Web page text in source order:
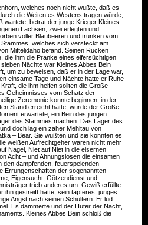
welches noch nicht wußte, daß es
die Weiten es Westens tragen würde,
wartete, betrat der junge Krieger Kleines
Lachsen, zwei erlegten und
voller Blaubeeren und trunken vom
welches sich versteckt am
Mittelidaho befand. Seinen Rücken
die ihm die Pranke eines eifersüchtigen
Nächte war Kleines Abbes Bein
um zu beweisen, daß er in der Lage war,
einsame Tage und Nächte hatte er Ruhe
die ihm helfen sollten die Große
Geheimnisses vom Schatz der
Zeremonie konnte beginnen, in der
Stand erreicht hatte, würde der Große
erwartete, ein Bein des jungen
des Stammes machen. Das Lager des
doch lag ein zäher Mehltau von
– Bear. Sie wußten und sie konnten es
weißen Aufrechtgeher waren nicht mehr
Nagel, Niet auf Niet in die eisernen
Acht – und Ahnungslosen die einsamen
dampfenden, feuerspeienden
Errungenschaften der sogenannten
Eigensucht, Götzendienst und
trieb anderes um. Gewiß erfüllte
ihn gestreift hatte, sein tapferes, junges
Angst nach seinen Schultern. Er lud
Es dämmerte und der Hüter der Nacht,
Kleines Abbes Bein schloß die